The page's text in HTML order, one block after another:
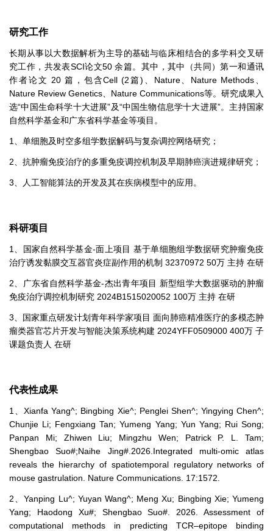
研究工作
长期从事以大数据解析为主导的基础与临床相结合的多学科交叉研
究工作，共发表SCI论文50 余篇。其中，其中（共同）第一和通讯
作者论文 20 篇，包含Cell (2篇)、Nature、Nature Methods、
Nature Review Genetics、Nature Communications等。研究成果入
选“中国生命科学十大进展”及“中国生物信息学十大进展”。主持国家
自然科学基金和广东省科学基金等项目。
1、单细胞及时空多组学数据解码与复杂调控网络研究；
2、抗肿瘤免疫治疗的多重免疫调控机制及早期肺癌演进规律研究；
3、人工智能算法的开发及其在疾病模型中的应用。
科研项目
1、国家自然科学基金-面上项目 基于单细胞组学数据研究肿瘤免疫
治疗诱发黏膜交互器官炎症副作用的机制 32370972 50万 主持 在研
2、广东省自然科学基金-杰出青年项目 新型组学大数据驱动的肿瘤
免疫治疗调控机制研究 2024B1515020052 100万 主持 在研
3、国家重点研发计划青年科学家项目 面向肺癌精准医疗的多模态肿
瘤类器官芯片开发与智能决策系统构建 2024YFF0509000 400万 子
课题负责人 在研
代表性成果
1、Xianfa Yang^; Bingbing Xie^; Penglei Shen^; Yingying Chen^;
Chunjie Li; Fengxiang Tan; Yumeng Yang; Yun Yang; Rui Song;
Panpan Mi; Zhiwen Liu; Mingzhu Wen; Patrick P. L. Tam;
Shengbao Suo#;Naihe Jing#.2026.Integrated multi-omic atlas
reveals the hierarchy of spatiotemporal regulatory networks of
mouse gastrulation. Nature Communications. 17:1572.
2、Yanping Lu^; Yuyan Wang^; Meng Xu; Bingbing Xie; Yumeng
Yang; Haodong Xu#; Shengbao Suo#. 2026. Assessment of
computational methods in predicting TCR–epitope binding